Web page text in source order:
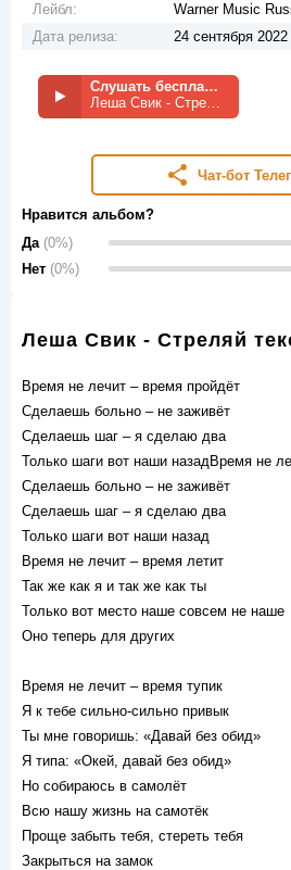
Лейбл:
Warner Music
Дата релиза:
24 сентября 2022
Слушать бесплатно
Леша Свик - Стреляй
Чат-бот
Нравится альбом?
Да (0%)
Нет (0%)
Леша Свик - Стреляй
Время не лечит – время пройдёт
Сделаешь больно – не заживёт
Сделаешь шаг – я сделаю два
Только шаги вот наши назадВремя не
Сделаешь больно – не заживёт
Сделаешь шаг – я сделаю два
Только шаги вот наши назад
Время не лечит – время летит
Так же как я и так же как ты
Только вот место наше совсем не наше
Оно теперь для других
Время не лечит – время тупик
Я к тебе сильно-сильно привык
Ты мне говоришь: «Давай без обид»
Я типа: «Окей, давай без обид»
Но собираюсь в самолёт
Всю нашу жизнь на самотёк
Проще забыть тебя, стереть тебя
Закрыться на замок